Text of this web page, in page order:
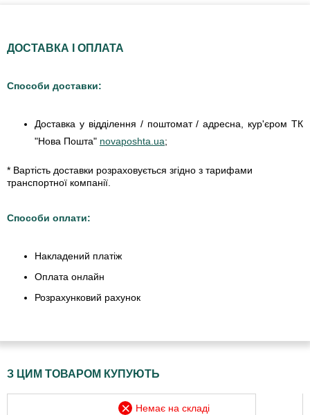
ДОСТАВКА І ОПЛАТА
Способи доставки:
Доставка у відділення / поштомат / адресна, кур'єром ТК
"Нова Пошта" novaposhta.ua;
* Вартість доставки розраховується згідно з тарифами
транспортної компанії.
Способи оплати:
Накладений платіж
Оплата онлайн
Розрахунковий рахунок
З ЦИМ ТОВАРОМ КУПУЮТЬ
Немає на складі